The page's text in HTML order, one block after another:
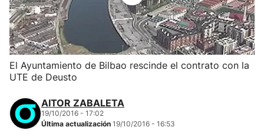
El Ayuntamiento de Bilbao rescinde el contrato con la
UTE de Deusto
AITOR ZABALETA
19/10/2016 - 17:02
Última actualización 19/10/2016 - 16:53